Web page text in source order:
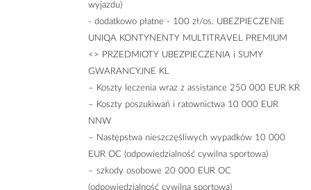
wyjazdu)
- dodatkowo płatne - 100 zł/os. UBEZPIECZENIE
UNIQA KONTYNENTY MULTITRAVEL PREMIUM
< > PRZEDMIOTY UBEZPIECZENIA i SUMY
GWARANCYJNE KL
– Koszty leczenia wraz z assistance 250 000 EUR KR
– Koszty poszukiwań i ratownictwa 10 000 EUR
NNW
– Następstwa nieszczęśliwych wypadków 10 000
EUR OC (odpowiedzialność cywilna sportowa)
– szkody osobowe 20 000 EUR OC
(odpowiedzialność cywilna sportowa)